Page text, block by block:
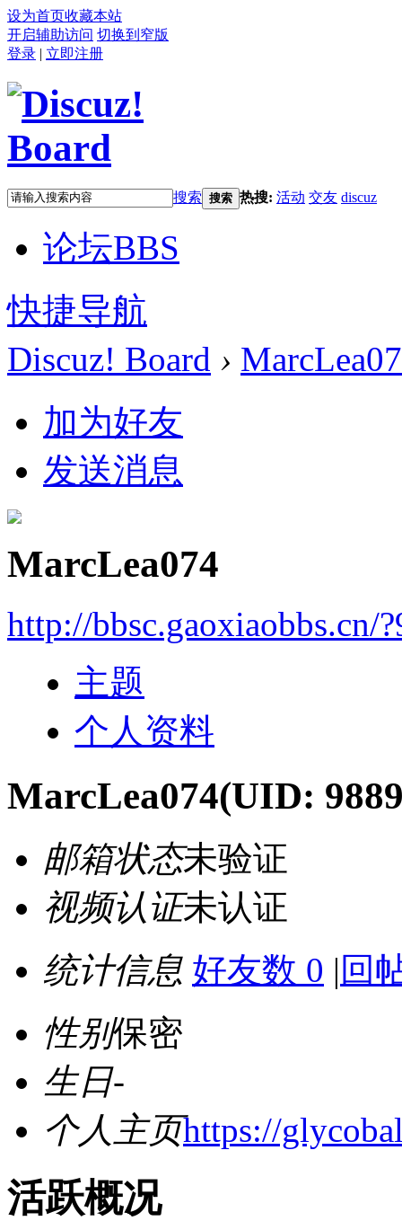
设为首页收藏本站
开启辅助访问 切换到窄版
登录 | 立即注册
搜索 搜索 热搜: 活动 交友 discuz
论坛BBS
快捷导航
Discuz! Board ›
加为好友
发送消息
MarcLea074
http://bbsc.gaoxiaobbs.cn/
主题
个人资料
MarcLea074(UID:
邮箱状态未验证
视频认证未认证
统计信息 好友数 0 | 回
性别保密
生日-
个人主页https://
活跃概况